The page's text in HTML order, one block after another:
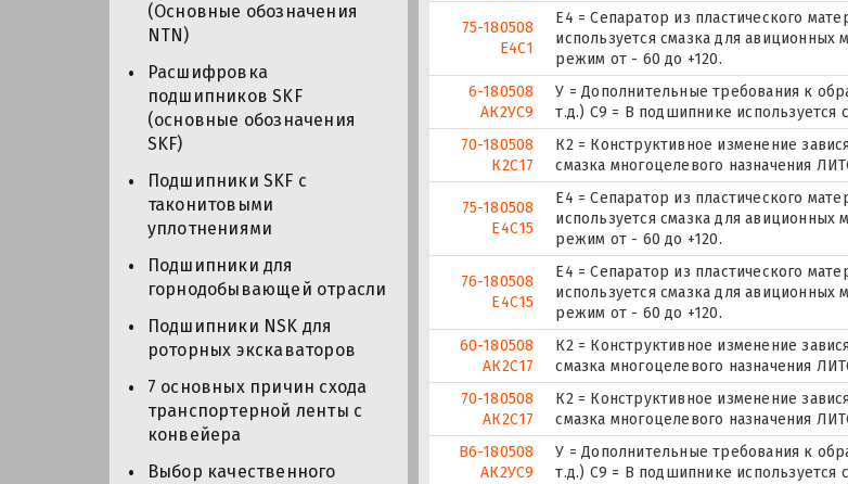
(Основные обозначения
NTN)
Расшифровка
подшипников SKF
(основные обозначения
SKF)
Подшипники SKF с
таконитовыми
уплотнениями
Подшипники для
горнодобывающей отрасли
Подшипники NSK для
роторных экскаваторов
7 основных причин схода
транспортерной ленты с
конвейера
Выбор качественного
75-180508
Е4С1
Е4 = Сепаратор из пластического
используется смазка для
режим от - 60 до +120.
6-180508
АК2УС9
У = Дополнительные требования к
т.д.) С9 = В подшипнике используется
70-180508
К2С17
К2 = Конструктивное изменение
смазка многоцелевого назначения
75-180508
Е4С15
Е4 = Сепаратор из пластического
используется смазка для
режим от - 60 до +120.
76-180508
Е4С15
Е4 = Сепаратор из пластического
используется смазка для
режим от - 60 до +120.
60-180508
АК2С17
К2 = Конструктивное изменение
смазка многоцелевого назначения
70-180508
АК2С17
К2 = Конструктивное изменение
смазка многоцелевого назначения
В6-180508
АК2УС9
У = Дополнительные требования к
т.д.) С9 = В подшипнике используется